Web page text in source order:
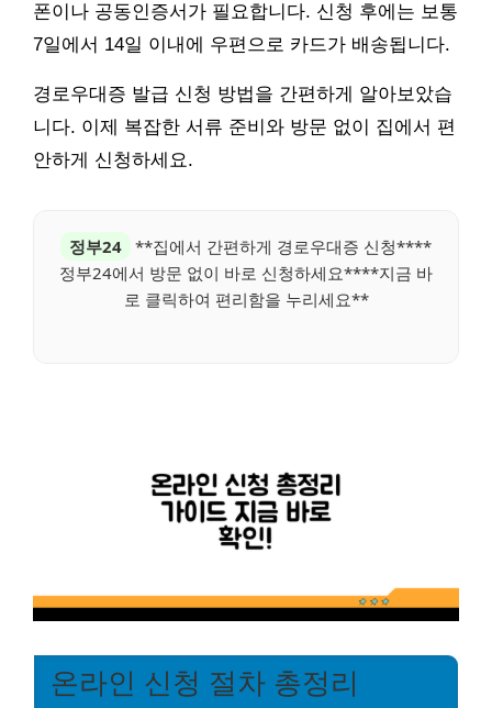
폰이나 공동인증서가 필요합니다. 신청 후에는 보통
7일에서 14일 이내에 우편으로 카드가 배송됩니다.
경로우대증 발급 신청 방법을 간편하게 알아보았습
니다. 이제 복잡한 서류 준비와 방문 없이 집에서 편
안하게 신청하세요.
정부24 **집에서 간편하게 경로우대증 신청****
정부24에서 방문 없이 바로 신청하세요****지금 바
로 클릭하여 편리함을 누리세요**
온라인 신청 절차 총정리